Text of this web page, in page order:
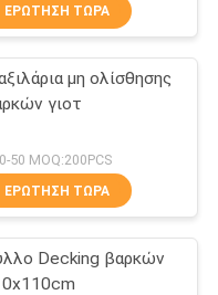
της
ΕΡΏΤΗΣΗ ΤΏΡΑ
μη ολίσθησης
γιοτ
50 MOQ:200PCS
ΕΡΏΤΗΣΗ ΤΏΡΑ
Decking βαρκών